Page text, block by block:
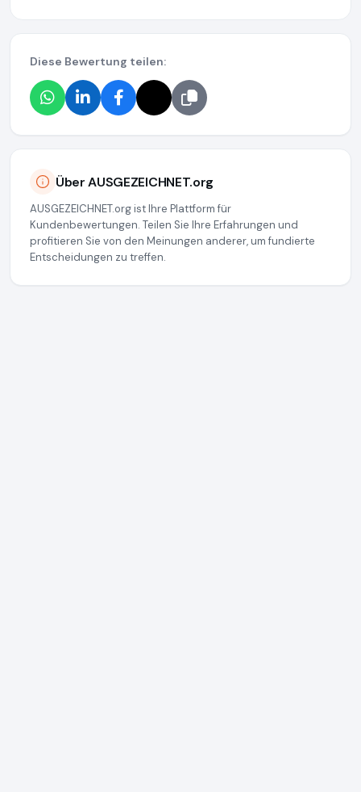
Diese Bewertung teilen:
Über AUSGEZEICHNET.org
AUSGEZEICHNET.org ist Ihre Plattform für
Kundenbewertungen. Teilen Sie Ihre Erfahrungen und
profitieren Sie von den Meinungen anderer, um fundierte
Entscheidungen zu treffen.